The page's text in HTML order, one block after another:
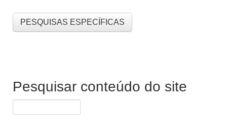
PESQUISAS ESPECÍFICAS
Pesquisar conteúdo do site